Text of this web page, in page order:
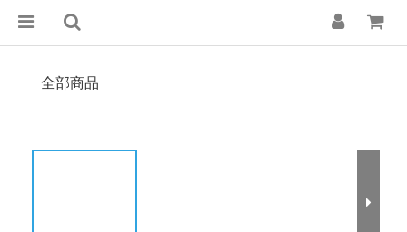
全部商品